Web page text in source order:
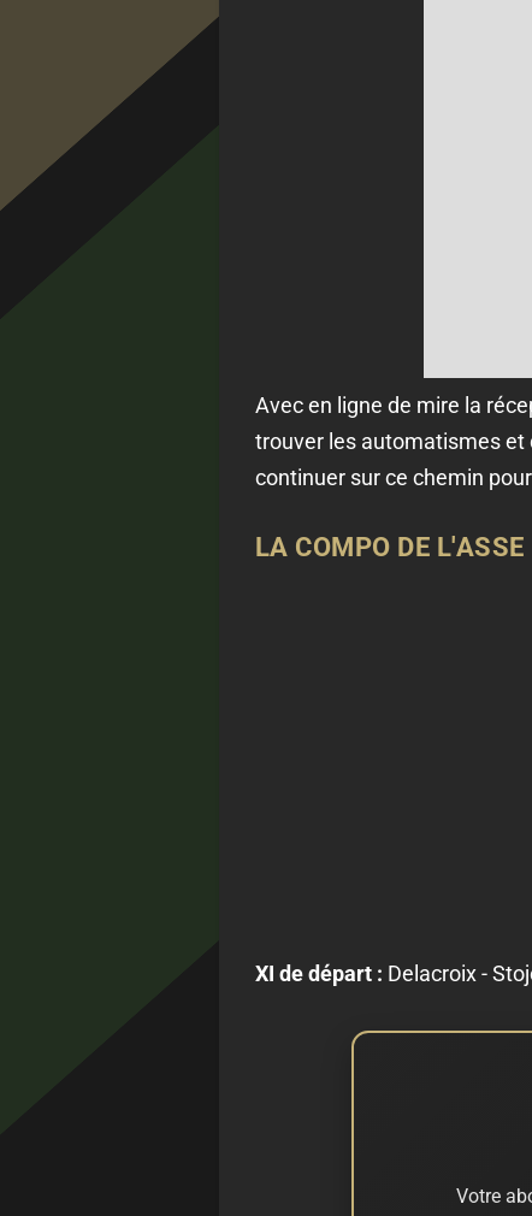
Avec en ligne de mire la
trouver les automatismes et
continuer sur ce chemin
LA COMPO DE L'ASSE
XI de départ : Delacroix -
Votre